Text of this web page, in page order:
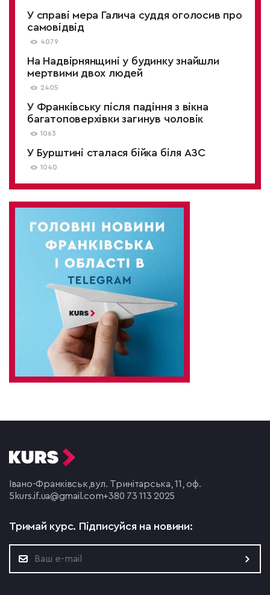
У справі мера Галича суддя оголосив про
самовідвід
4079
На Надвірнянщині у будинку знайшли
мертвими двох людей
2405
У Франківську після падіння з вікна
багатоповерхівки загинув чоловік
1063
У Бурштині сталася бійка біля АЗС
1040
Івано-Франківськ, вул. Тринітарська, 11, оф.
5 kurs.if.ua@gmail.com+380 73 113 2025
Тримай курс. Підписуйся на новини: